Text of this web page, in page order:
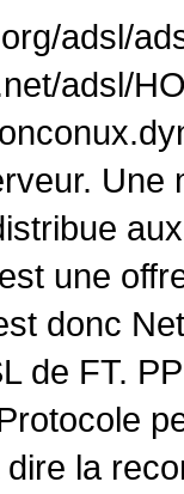
adsl/
adsl/
une
donc
de FT.
la